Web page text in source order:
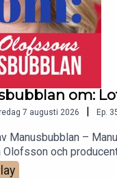
om:
7 augusti 2026 | Ep.
Manusbubblan –
och